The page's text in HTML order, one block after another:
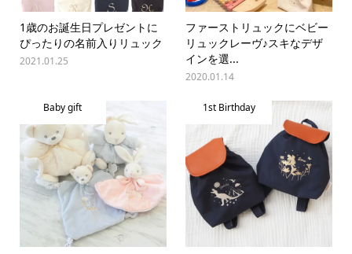
1歳のお誕生日プレゼントに
ぴったりの名前入りリュック
2021.01.25
ファーストリュックにベビー
リュックレーヴ♪スキなデザ
インを選...
2020.01.14
Baby gift 1st Birthday